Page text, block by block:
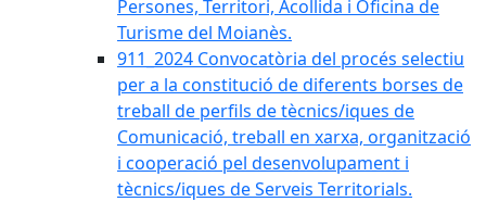
Persones, Territori, Acollida i Oficina de
Turisme del Moianès.
911_2024 Convocatòria del procés selectiu
per a la constitució de diferents borses de
treball de perfils de tècnics/iques de
Comunicació, treball en xarxa, organització
i cooperació pel desenvolupament i
tècnics/iques de Serveis Territorials.